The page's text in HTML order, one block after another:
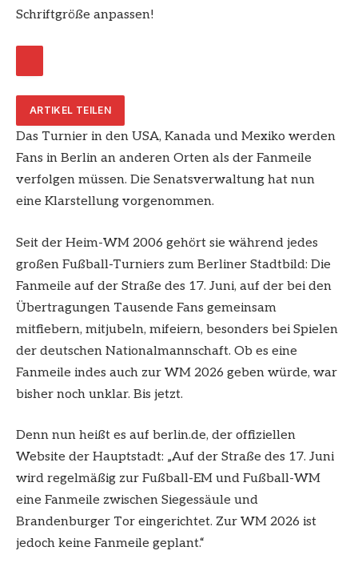
Schriftgröße anpassen!
ARTIKEL TEILEN
Das Turnier in den USA, Kanada und Mexiko werden
Fans in Berlin an anderen Orten als der Fanmeile
verfolgen müssen. Die Senatsverwaltung hat nun
eine Klarstellung vorgenommen.
Seit der Heim-WM 2006 gehört sie während jedes
großen Fußball-Turniers zum Berliner Stadtbild: Die
Fanmeile auf der Straße des 17. Juni, auf der bei den
Übertragungen Tausende Fans gemeinsam
mitfiebern, mitjubeln, mifeiern, besonders bei Spielen
der deutschen Nationalmannschaft. Ob es eine
Fanmeile indes auch zur WM 2026 geben würde, war
bisher noch unklar. Bis jetzt.
Denn nun heißt es auf berlin.de, der offiziellen
Website der Hauptstadt: „Auf der Straße des 17. Juni
wird regelmäßig zur Fußball-EM und Fußball-WM
eine Fanmeile zwischen Siegessäule und
Brandenburger Tor eingerichtet. Zur WM 2026 ist
jedoch keine Fanmeile geplant.“